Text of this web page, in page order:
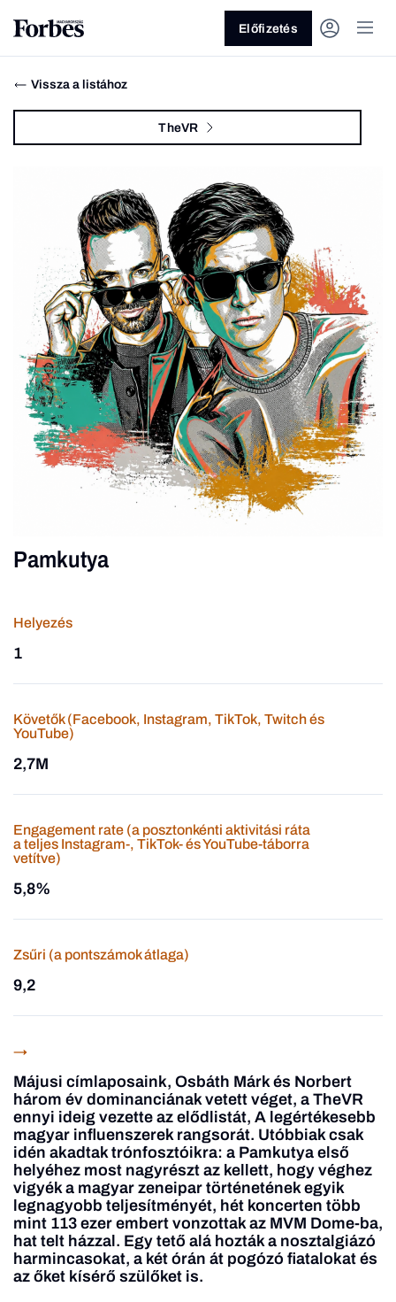
Vagy fedezze fel a következő
témákat
Üzlet Pénz Zöld Legyél jobb!
Előfizetés
Vissza a listához
TheVR
Pamkutya
Helyezés
1
Követők (Facebook, Instagram, TikTok, Twitch és
YouTube)
2,7M
Engagement rate (a posztonkénti aktivitási ráta
a teljes Instagram-, TikTok- és YouTube-táborra
vetítve)
5,8%
Zsűri (a pontszámok átlaga)
9,2
→
Májusi címlaposaink, Osbáth Márk és Norbert
három év dominanciának vetett véget, a TheVR
ennyi ideig vezette az elődlistát, A legértékesebb
magyar influenszerek rangsorát. Utóbbiak csak
idén akadtak trónfosztóikra: a Pamkutya első
helyéhez most nagyrészt az kellett, hogy véghez
vigyék a magyar zeneipar történetének egyik
legnagyobb teljesítményét, hét koncerten több
mint 113 ezer embert vonzottak az MVM Dome-ba,
hat telt házzal. Egy tető alá hozták a nosztalgiázó
harmincasokat, a két órán át pogózó fiatalokat és
az őket kísérő szülőket is.